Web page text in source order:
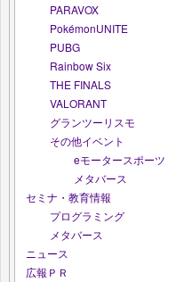
PARAVOX
PokémonUNITE
PUBG
Rainbow Six
THE FINALS
VALORANT
グランツーリスモ
その他イベント
eモータースポーツ
メタバース
セミナ・教育情報
プログラミング
メタバース
ニュース
広報ＰＲ